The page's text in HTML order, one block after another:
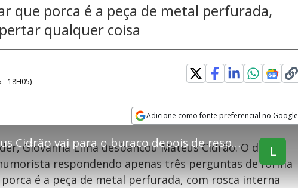
que porca é a peça de metal perfurada,
qualquer coisa
- 18H05)
Adicione como fonte preferencial no Google
Conteúdo bloqueado
Duelo expresso: Mateus Cidrão vai para o buraco depois de responder apenas três perguntas
L
Giovanna Lima desbancou Mateus Cidrão. O duelo
respondendo apenas três perguntas de forma
é a peça de metal perfurada, com rosca interna